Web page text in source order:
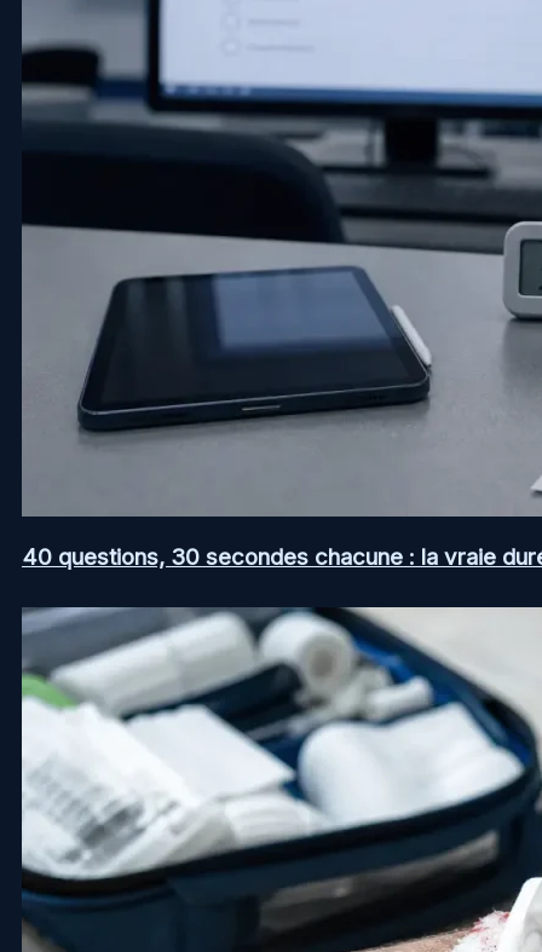
40 questions, 30 secondes chacune : la vraie